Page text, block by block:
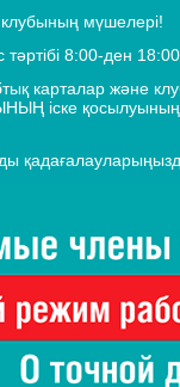
мүшелері!
8:00-ден
карталар және
іске қосылуының